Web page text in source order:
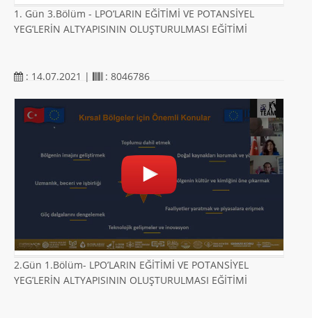
1. Gün 3.Bölüm - LPO’LARIN EĞİTİMİ VE POTANSİYEL
YEG’LERİN ALTYAPISININ OLUŞTURULMASI EĞİTİMİ
: 14.07.2021 | : 8046786
2.Gün 1.Bölüm- LPO’LARIN EĞİTİMİ VE POTANSİYEL
YEG’LERİN ALTYAPISININ OLUŞTURULMASI EĞİTİMİ